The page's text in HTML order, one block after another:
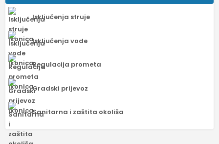
Isključenja struje
Isključenja vode
Regulacija prometa
Gradski prijevoz
Sanitarna i zaštita okoliša